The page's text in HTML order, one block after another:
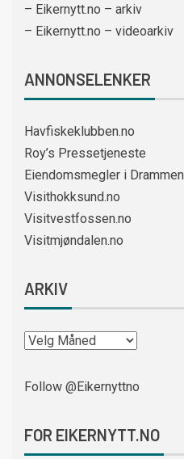
– Eikernytt.no – arkiv
– Eikernytt.no – videoarkiv
ANNONSELENKER
Havfiskeklubben.no
Roy’s Pressetjeneste
Eiendomsmegler i Drammen
Visithokksund.no
Visitvestfossen.no
Visitmjøndalen.no
ARKIV
Follow @Eikernyttno
FOR EIKERNYTT.NO